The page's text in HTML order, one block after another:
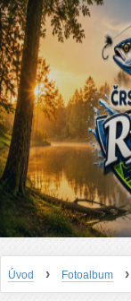
Úvod › Fotoalbum ›